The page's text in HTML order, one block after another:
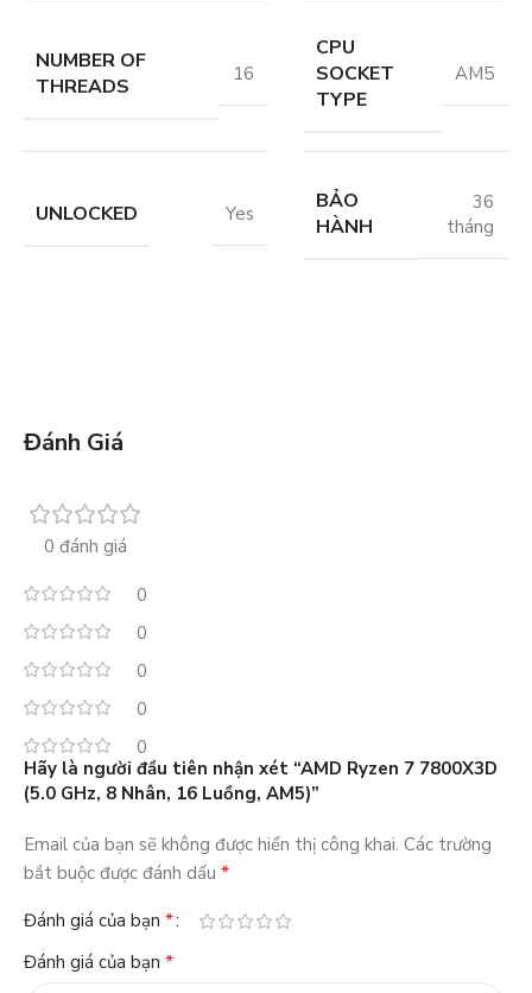
NUMBER OF
THREADS
16
CPU
SOCKET
TYPE
AM5
UNLOCKED Yes
BẢO
HÀNH
36
tháng
Đánh Giá
0 đánh giá
0
0
0
0
0
Hãy là người đầu tiên nhận xét “AMD Ryzen 7 7800X3D
(5.0 GHz, 8 Nhân, 16 Luồng, AM5)”
Email của bạn sẽ không được hiển thị công khai. Các trường
bắt buộc được đánh dấu *
Đánh giá của bạn *
Đánh giá của bạn *